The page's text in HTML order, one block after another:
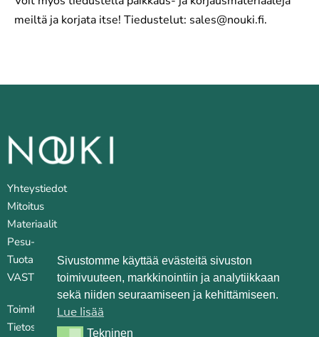
Sivustomme käyttää evästeitä sivuston
toimivuuteen, markkinointiin ja analytiikkaan
sekä niiden seuraamiseen ja kehittämiseen.
Lue lisää
TekninenTekninen
meiltä ja korjata itse! Tiedustelut: sales@nouki.fi.
Yhteystiedot
Mitoitus
Materiaalit
Pesu- ja huoltovinkkejä
Tuotantopaikat
VASTUULLISUUS
Toimitusehdot
Tietosuojaseloste